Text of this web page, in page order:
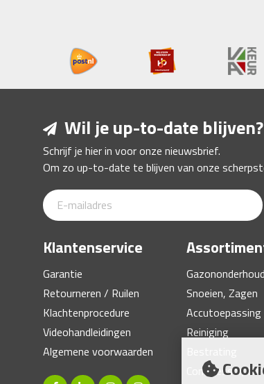
Wil je up-to-date blijven?
Schrijf je hier in voor onze nieuwsbrief.
Om zo up-to-date te blijven van onze
Klantenservice
Garantie
Retourneren / Ruilen
Klachtenprocedure
Videohandleidingen
Algemene voorwaarden
Gazononderhoud
Snoeien, Zagen
Accutoepassing
Reiniging
Compressor,